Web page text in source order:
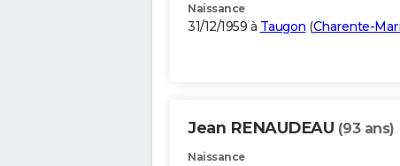
Naissance
31/12/1959 à Taugon (Charente-
Jean RENAUDEAU (93 ans)
Naissance